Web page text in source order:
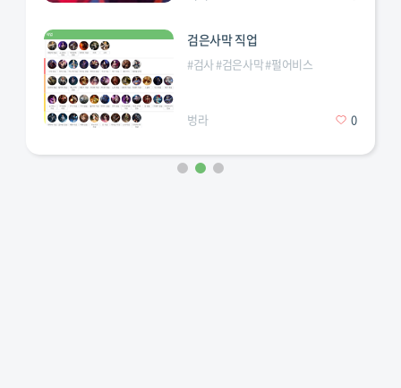
검은사막 직업
#검사#검은사막#펄어비스
벙라 0